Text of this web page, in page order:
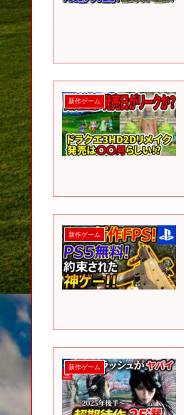
新作ゲーム
新作ゲーム
新作ゲーム